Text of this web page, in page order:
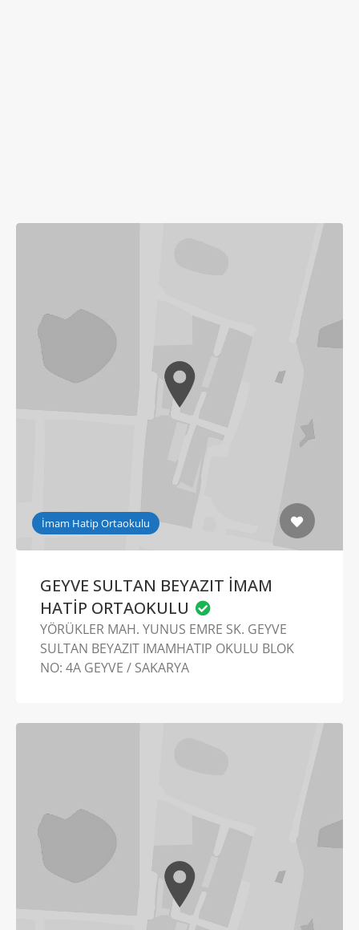
İmam Hatip Ortaokulu
GEYVE SULTAN BEYAZIT İMAM
HATİP ORTAOKULU
YÖRÜKLER MAH. YUNUS EMRE SK. GEYVE
SULTAN BEYAZIT IMAMHATIP OKULU BLOK
NO: 4A GEYVE / SAKARYA